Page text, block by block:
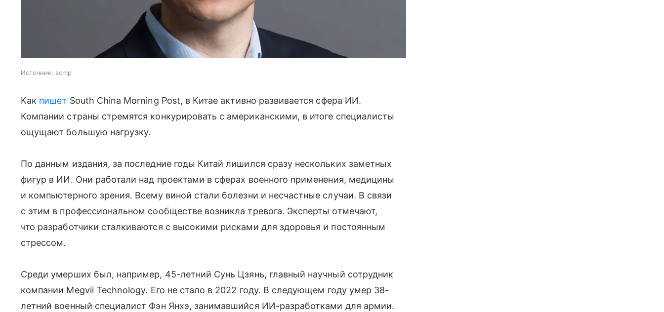
Источник: scmp
Как пишет South China Morning Post, в Китае активно развивается сфера ИИ.
Компании страны стремятся конкурировать с американскими, в итоге специалисты
ощущают большую нагрузку.
По данным издания, за последние годы Китай лишился сразу нескольких заметных
фигур в ИИ. Они работали над проектами в сферах военного применения, медицины
и компьютерного зрения. Всему виной стали болезни и несчастные случаи. В связи
с этим в профессиональном сообществе возникла тревога. Эксперты отмечают,
что разработчики сталкиваются с высокими рисками для здоровья и постоянным
стрессом.
Среди умерших был, например, 45-летний Сунь Цзянь, главный научный сотрудник
компании Megvii Technology. Его не стало в 2022 году. В следующем году умер 38-
летний военный специалист Фэн Янхэ, занимавшийся ИИ-разработками для армии.